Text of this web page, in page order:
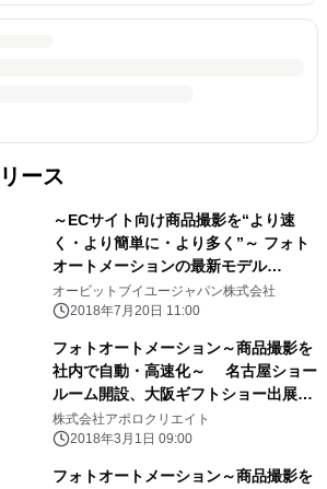
ース
～ECサイト向け商品撮影を“より速
く・より簡単に・より多く”～ フォト
オートメーションの最新モデル
「ALPHA シリーズ」が 「SPORTEC
2018」に初出展
オービットブイユージャパン株式会社
2018年7月20日 11:00
フォトオートメーション～商品撮影を
社内で自動・高速化～ 名古屋ショー
ルーム開設、大阪ギフトショー出展を
発表
株式会社アポロクリエイト
2018年3月1日 09:00
フォトオートメーション～商品撮影を